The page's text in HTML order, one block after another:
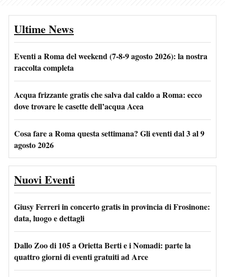
Ultime News
Eventi a Roma del weekend (7-8-9 agosto 2026): la nostra
raccolta completa
Acqua frizzante gratis che salva dal caldo a Roma: ecco
dove trovare le casette dell’acqua Acea
Cosa fare a Roma questa settimana? Gli eventi dal 3 al 9
agosto 2026
Nuovi Eventi
Giusy Ferreri in concerto gratis in provincia di Frosinone:
data, luogo e dettagli
Dallo Zoo di 105 a Orietta Berti e i Nomadi: parte la
quattro giorni di eventi gratuiti ad Arce